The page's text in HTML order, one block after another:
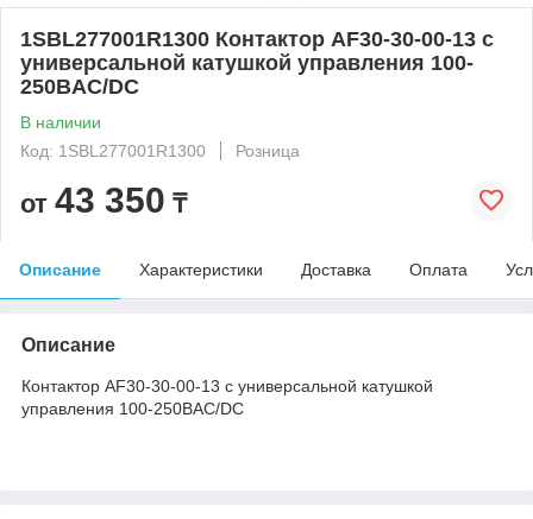
1SBL277001R1300 Контактор AF30-30-00-13 с
универсальной катушкой управления 100-
250BAC/DC
В наличии
Код: 1SBL277001R1300
Розница
от 43 350 ₸
Описание Характеристики Доставка Оплата
Описание
Контактор AF30-30-00-13 с универсальной катушкой
управления 100-250BAC/DC